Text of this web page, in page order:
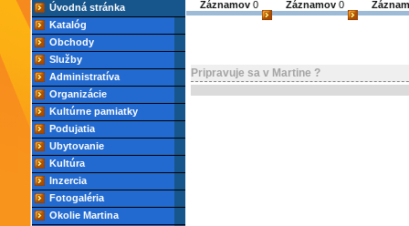
Úvodná stránka
Katalóg
Obchody
Služby
Administratíva
Organizácie
Kultúrne pamiatky
Podujatia
Ubytovanie
Kultúra
Inzercia
Fotogaléria
Okolie Martina
Záznamov 0 Záznamov 0
Pripravuje sa v Martine ?